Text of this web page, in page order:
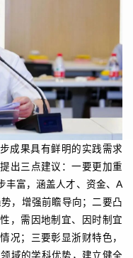
成果具有鲜明的实践需求
出三点建议：一要更加重
丰富，涵盖人才、资金、A
，增强前瞻导向；二要凸
，需因地制宜、因时制宜
况；三要彰显浙财特色，
域的学科优势，建立健全